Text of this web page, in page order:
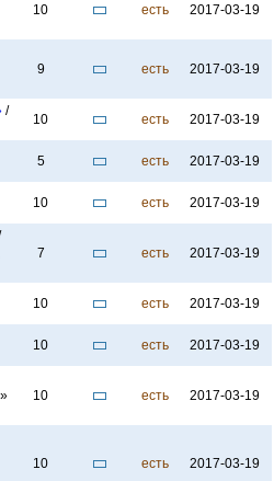
10 есть 2017-03-19
9 есть 2017-03-19
/
10 есть 2017-03-19
5 есть 2017-03-19
10 есть 2017-03-19
7 есть 2017-03-19
10 есть 2017-03-19
10 есть 2017-03-19
10 есть 2017-03-19
10 есть 2017-03-19